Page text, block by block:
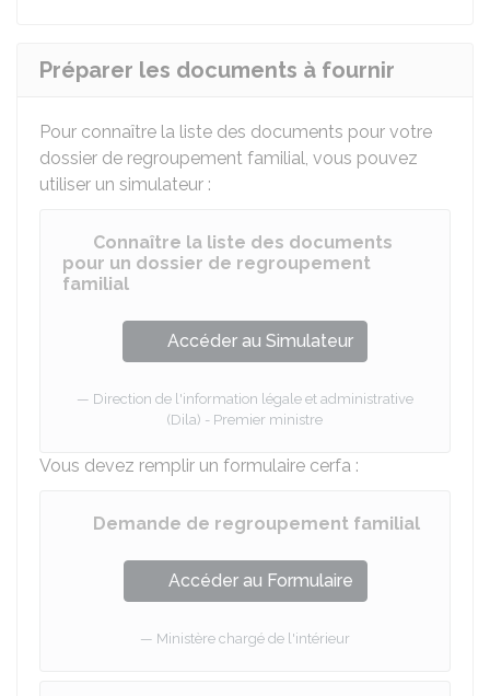
Préparer les documents à fournir
Pour connaître la liste des documents pour votre
dossier de regroupement familial, vous pouvez
utiliser un simulateur :
Connaître la liste des documents
pour un dossier de regroupement
familial
Accéder au Simulateur
Direction de l'information légale et administrative
(Dila) - Premier ministre
Vous devez remplir un formulaire cerfa :
Demande de regroupement familial
Accéder au Formulaire
Ministère chargé de l'intérieur